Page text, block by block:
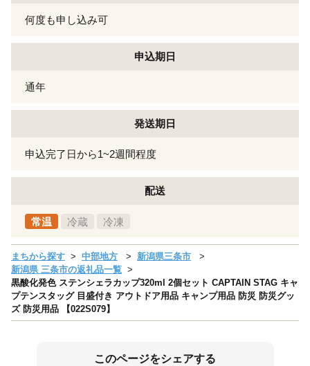
何度も申し込み可
申込期日
通年
発送期日
申込完了日から1~2週間程度
配送
常温 冷蔵 冷凍
まちから探す 中部地方
新潟県三条市
新潟県 三条市の返礼品一覧
黒酸化発色 ステンシェラカップ320ml 2個セット CAPTAIN STAG キャ
プテンスタッグ 目盛付き アウトドア用品 キャンプ用品 防災 防災グッ
ズ 防災用品 【022S079】
このページをシェアする